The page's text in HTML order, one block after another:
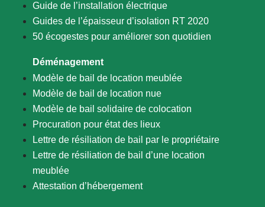
Guide de l’installation électrique
Guides de l’épaisseur d’isolation RT 2020
50 écogestes pour améliorer son quotidien
Déménagement
Modèle de bail de location meublée
Modèle de bail de location nue
Modèle de bail solidaire de colocation
Procuration pour état des lieux
Lettre de résiliation de bail par le propriétaire
Lettre de résiliation de bail d’une location
meublée
Attestation d’hébergement